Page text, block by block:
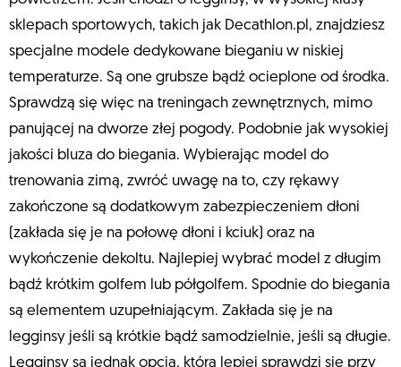
sklepach sportowych, takich jak Decathlon.pl, znajdziesz
specjalne modele dedykowane bieganiu w niskiej
temperaturze. Są one grubsze bądź ocieplone od środka.
Sprawdzą się więc na treningach zewnętrznych, mimo
panującej na dworze złej pogody. Podobnie jak wysokiej
jakości bluza do biegania. Wybierając model do
trenowania zimą, zwróć uwagę na to, czy rękawy
zakończone są dodatkowym zabezpieczeniem dłoni
(zakłada się je na połowę dłoni i kciuk) oraz na
wykończenie dekoltu. Najlepiej wybrać model z długim
bądź krótkim golfem lub półgolfem. Spodnie do biegania
są elementem uzupełniającym. Zakłada się je na
legginsy jeśli są krótkie bądź samodzielnie, jeśli są długie.
Legginsy są jednak opcją, która lepiej sprawdzi się przy